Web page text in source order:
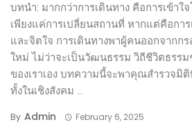
บทนำ: มากกว่าการเดินทาง คือการเข้าใ
เพียงแค่การเปลี่ยนสถานที่ หากแต่คือกา
และจิตใจ การเดินทางพาผู้คนออกจากก
ใหม่ ไม่ว่าจะเป็นวัฒนธรรม วิถีชีวิตธรร
ของเราเอง บทความนี้จะพาคุณสำรวจมิ
ทั้งในเชิงสังคม ...
By Admin February 6, 2025